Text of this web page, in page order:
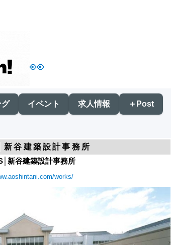
👀
グ イベント 求人情報 ＋Post
谷建築設計事務所
新谷建築設計事務所
works/